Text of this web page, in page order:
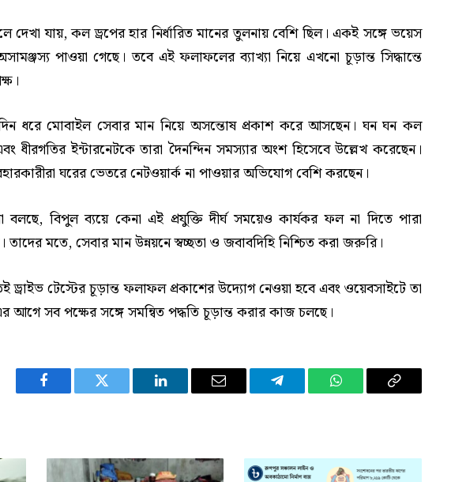
দেখা যায়, কল ড্রপের হার নির্ধারিত মানের তুলনায় বেশি ছিল। একই সঙ্গে ভয়েস
পাওয়া গেছে। তবে এই ফলাফলের ব্যাখ্যা নিয়ে এখনো চূড়ান্ত সিদ্ধান্তে
ধরে মোবাইল সেবার মান নিয়ে অসন্তোষ প্রকাশ করে আসছেন। ঘন ঘন কল
ধীরগতির ইন্টারনেটকে তারা দৈনন্দিন সমস্যার অংশ হিসেবে উল্লেখ করেছেন।
ঘরের ভেতরে নেটওয়ার্ক না পাওয়ার অভিযোগ বেশি করছেন।
বিপুল ব্যয়ে কেনা এই প্রযুক্তি দীর্ঘ সময়েও কার্যকর ফল না দিতে পারা
তাদের মতে, সেবার মান উন্নয়নে স্বচ্ছতা ও জবাবদিহি নিশ্চিত করা জরুরি।
ড্রাইভ টেস্টের চূড়ান্ত ফলাফল প্রকাশের উদ্যোগ নেওয়া হবে এবং ওয়েবসাইটে তা
আগে সব পক্ষের সঙ্গে সমন্বিত পদ্ধতি চূড়ান্ত করার কাজ চলছে।
Facebook Twitter LinkedIn Email Telegram WhatsAppCopy